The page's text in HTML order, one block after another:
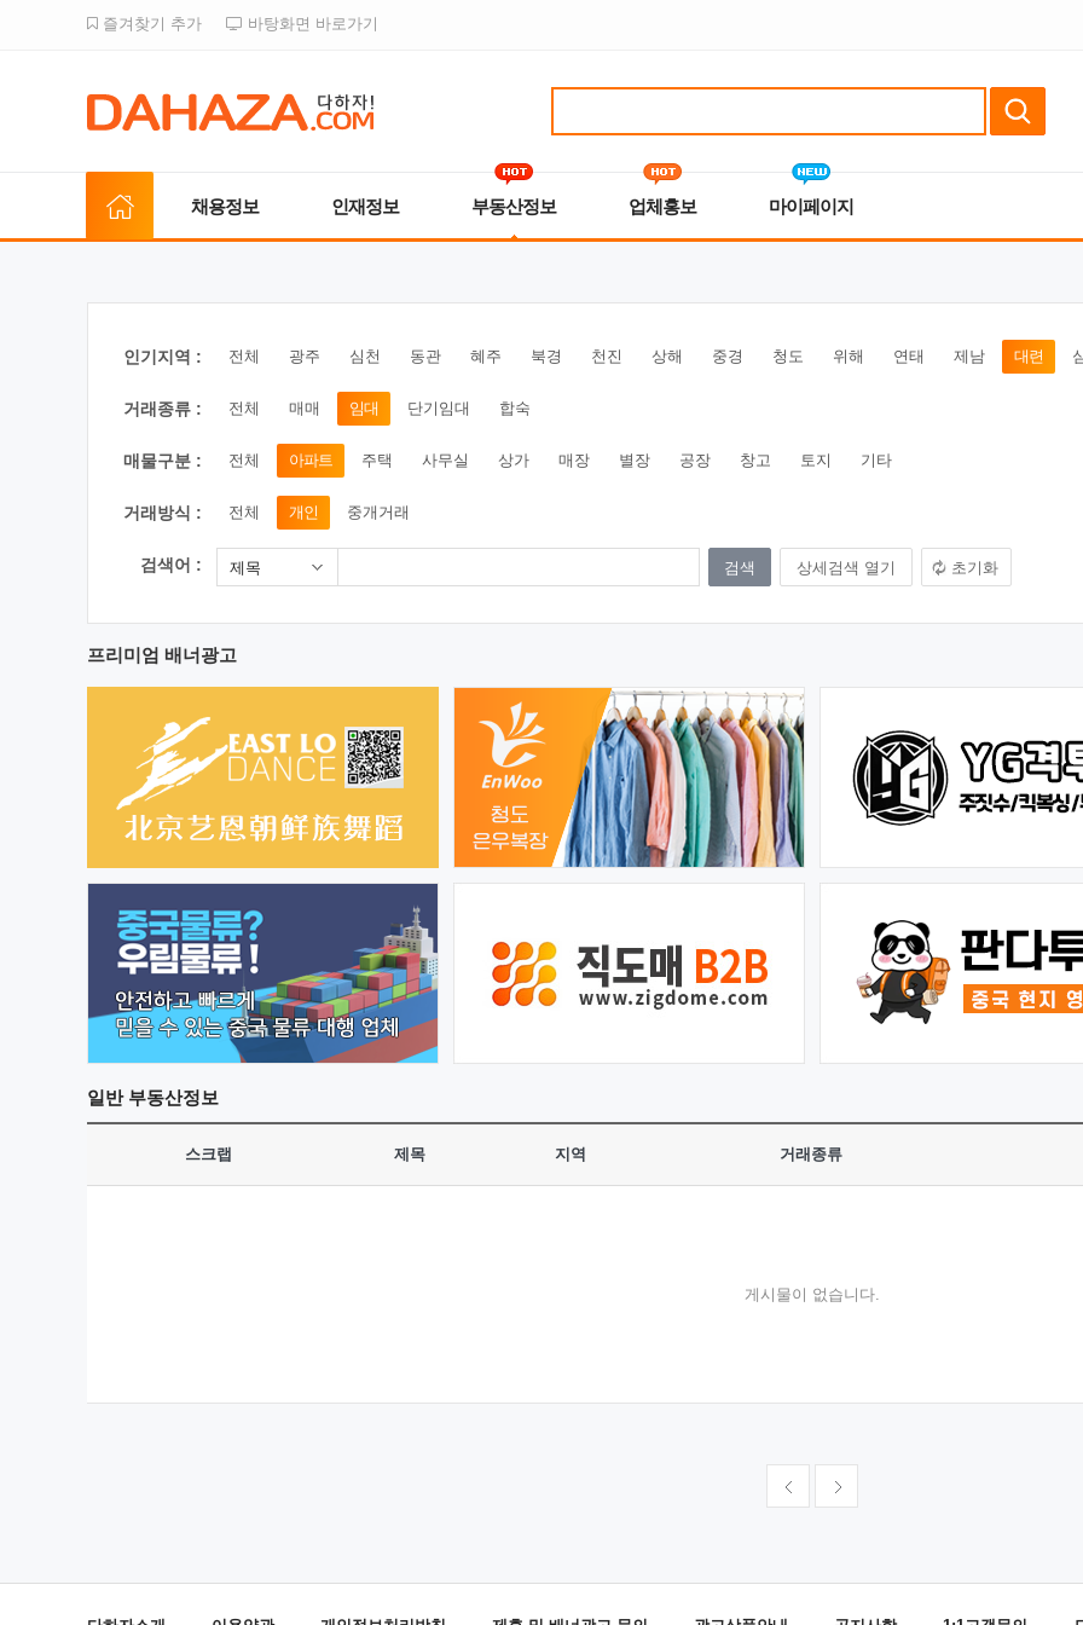
즐겨찾기 추가 바탕화면 바로가기
채용정보 인재정보 부동산정보 업체홍보 마이페이지
인기지역 : 전체 광주 심천 동관 혜주 북경 천진 상해 중경 청도 위해 연태 제남 대련
거래종류 : 전체 매매 임대 단기임대 합숙
매물구분 : 전체 아파트 주택 사무실 상가 매장 별장 공장 창고 토지 기타
거래방식 : 전체 개인 중개거래
검색어 : 제목 상세검색 열기 초기화
프리미엄 배너광고
일반부동산정보
스크랩 제목 지역 거래종류
게시물이 없습니다.